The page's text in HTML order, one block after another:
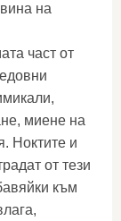
на
част от
миене на
Ноктите и
от тези
към